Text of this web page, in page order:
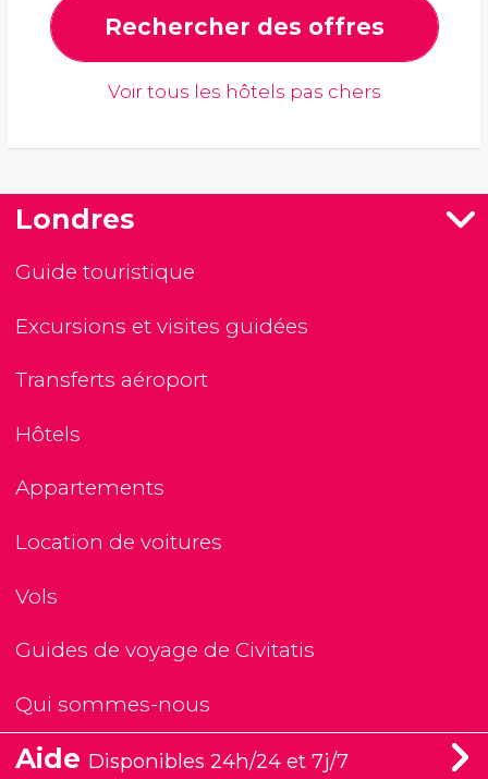
Rechercher des offres
Voir tous les hôtels pas chers
Londres
Guide touristique
Excursions et visites guidées
Transferts aéroport
Hôtels
Appartements
Location de voitures
Vols
Guides de voyage de Civitatis
Qui sommes-nous
Aide Disponibles 24h/24 et 7j/7